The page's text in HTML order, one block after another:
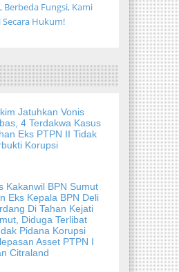
Berbeda Fungsi, Kami
Secara Hukum!
Jatuhkan Vonis
4 Terdakwa Kasus
Eks PTPN II Tidak
Korupsi
Kakanwil BPN Sumut
Eks Kepala BPN Deli
Di Tahan Kejati
Diduga Terlibat
Pidana Korupsi
Asset PTPN I
Citraland